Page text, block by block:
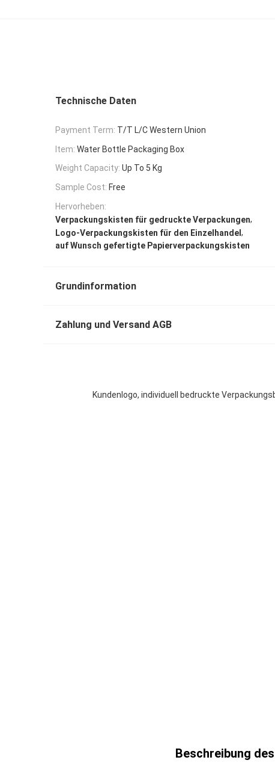
Technische Daten
Payment Term: T/T L/C Western Union
Item: Water Bottle Packaging Box
Weight Capacity: Up To 5 Kg
Sample Cost: Free
Hervorheben:
Verpackungskisten für gedruckte Verpackungen,
Logo-Verpackungskisten für den Einzelhandel,
auf Wunsch gefertigte Papierverpackungskisten
Grundinformation
Zahlung und Versand AGB
Kundenlogo, individuell bedruckte
Beschreibung